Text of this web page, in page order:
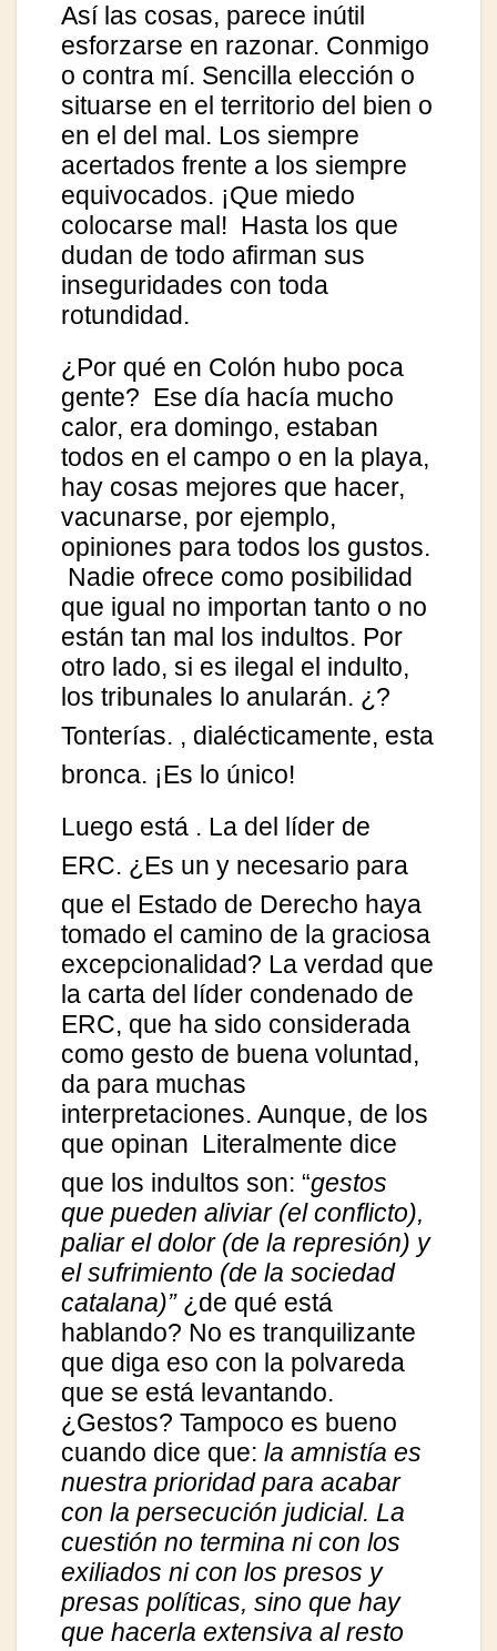
Así las cosas, parece inútil
esforzarse en razonar. Conmigo
o contra mí. Sencilla elección o
situarse en el territorio del bien o
en el del mal. Los siempre
acertados frente a los siempre
equivocados. ¡Que miedo
colocarse mal! Hasta los que
dudan de todo afirman sus
inseguridades con toda
rotundidad.
¿Por qué en Colón hubo poca
gente? Ese día hacía mucho
calor, era domingo, estaban
todos en el campo o en la playa,
hay cosas mejores que hacer,
vacunarse, por ejemplo,
opiniones para todos los gustos.
Nadie ofrece como posibilidad
que igual no importan tanto o no
están tan mal los indultos. Por
otro lado, si es ilegal el indulto,
los tribunales lo anularán. ¿?
Tonterías. , dialécticamente, esta
bronca. ¡Es lo único!
Luego está . La del líder de
ERC. ¿Es un y necesario para
que el Estado de Derecho haya
tomado el camino de la graciosa
excepcionalidad? La verdad que
la carta del líder condenado de
ERC, que ha sido considerada
como gesto de buena voluntad,
da para muchas
interpretaciones. Aunque, de los
que opinan Literalmente dice
que los indultos son: “gestos
que pueden aliviar (el conflicto),
paliar el dolor (de la represión) y
el sufrimiento (de la sociedad
catalana)” ¿de qué está
hablando? No es tranquilizante
que diga eso con la polvareda
que se está levantando.
¿Gestos? Tampoco es bueno
cuando dice que: la amnistía es
nuestra prioridad para acabar
con la persecución judicial. La
cuestión no termina ni con los
exiliados ni con los presos y
presas políticas, sino que hay
que hacerla extensiva al resto